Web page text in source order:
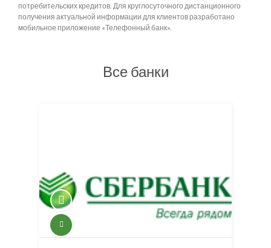
потребительских кредитов. Для круглосуточного дистанционного
получения актуальной информации для клиентов разработано
мобильное приложение «Телефонный банк».
Все банки